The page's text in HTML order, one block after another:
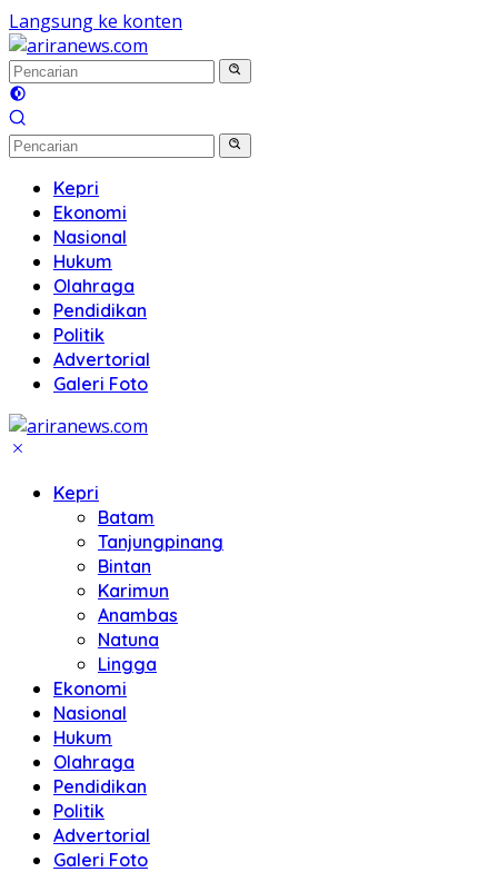
Langsung ke konten
Kepri
Ekonomi
Nasional
Hukum
Olahraga
Pendidikan
Politik
Advertorial
Galeri Foto
Kepri
Batam
Tanjungpinang
Bintan
Karimun
Anambas
Natuna
Lingga
Ekonomi
Nasional
Hukum
Olahraga
Pendidikan
Politik
Advertorial
Galeri Foto